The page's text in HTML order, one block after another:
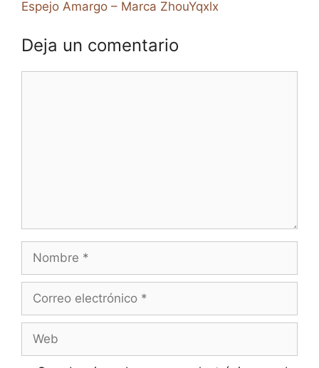
Espejo Amargo – Marca ZhouYqxlx
Deja un comentario
electrónico